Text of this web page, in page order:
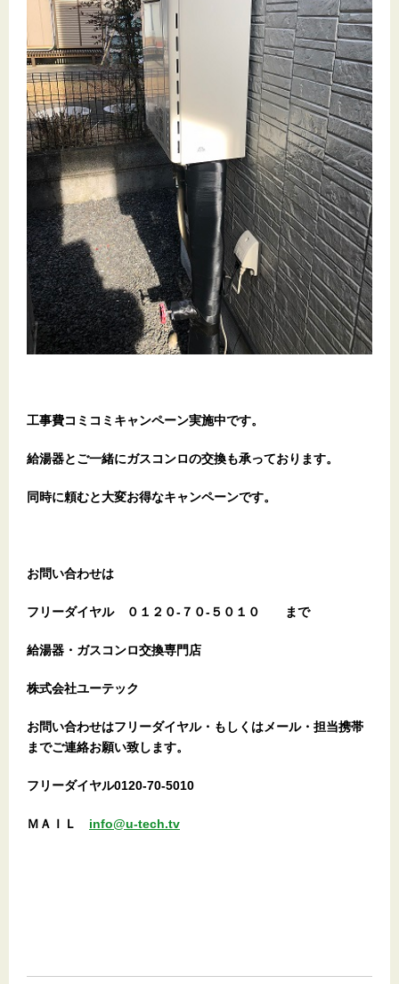
工事費コミコミキャンペーン実施中です。
給湯器とご一緒にガスコンロの交換も承っております。
同時に頼むと大変お得なキャンペーンです。
お問い合わせは
フリーダイヤル ０１２０-７０-５０１０ まで
給湯器・ガスコンロ交換専門店
株式会社ユーテック
お問い合わせはフリーダイヤル・もしくはメール・担当携帯
までご連絡お願い致します。
フリーダイヤル0120-70-5010
ＭＡＩＬ info@u-tech.tv